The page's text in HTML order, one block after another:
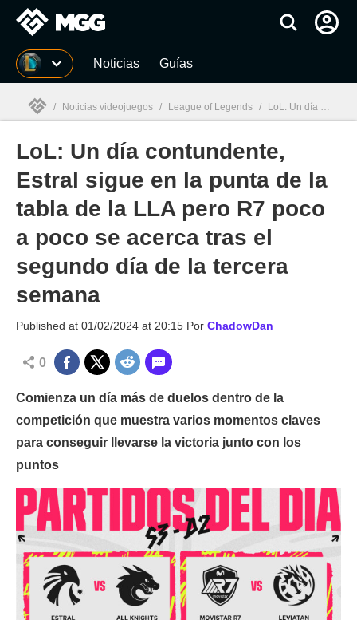
MGG Noticias Guías
MGG
/ Noticias videojuegos / League of Legends / LoL: Un día contundente, Estral sigue en la punta de la tabla de la LLA pero R7 poco a poco se acerca tras el segundo día de la tercera semana
LoL: Un día contundente,
Estral sigue en la punta de la
tabla de la LLA pero R7 poco
a poco se acerca tras el
segundo día de la tercera
semana
Published at 01/02/2024 at 20:15 Por ChadowDan
0
Comienza un día más de duelos dentro de la
competición que muestra varios momentos claves
para conseguir llevarse la victoria junto con los
puntos